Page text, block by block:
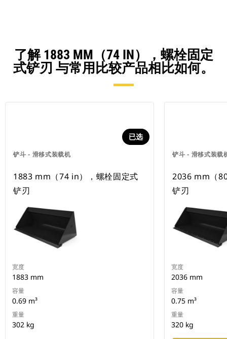
了解 1883 MM（74 IN），螺栓固定
式铲刃 与常用比较产品相比如何。
铲斗 - 滑移式装载机
已选
1883 mm（74 in），螺栓固定式
铲刃
宽度
1883 mm
容量
0.69 m³
重量
302 kg
铲斗 - 滑移式装载
2036 mm（
铲刃
宽度
2036 mm
容量
0.75 m³
重量
320 kg